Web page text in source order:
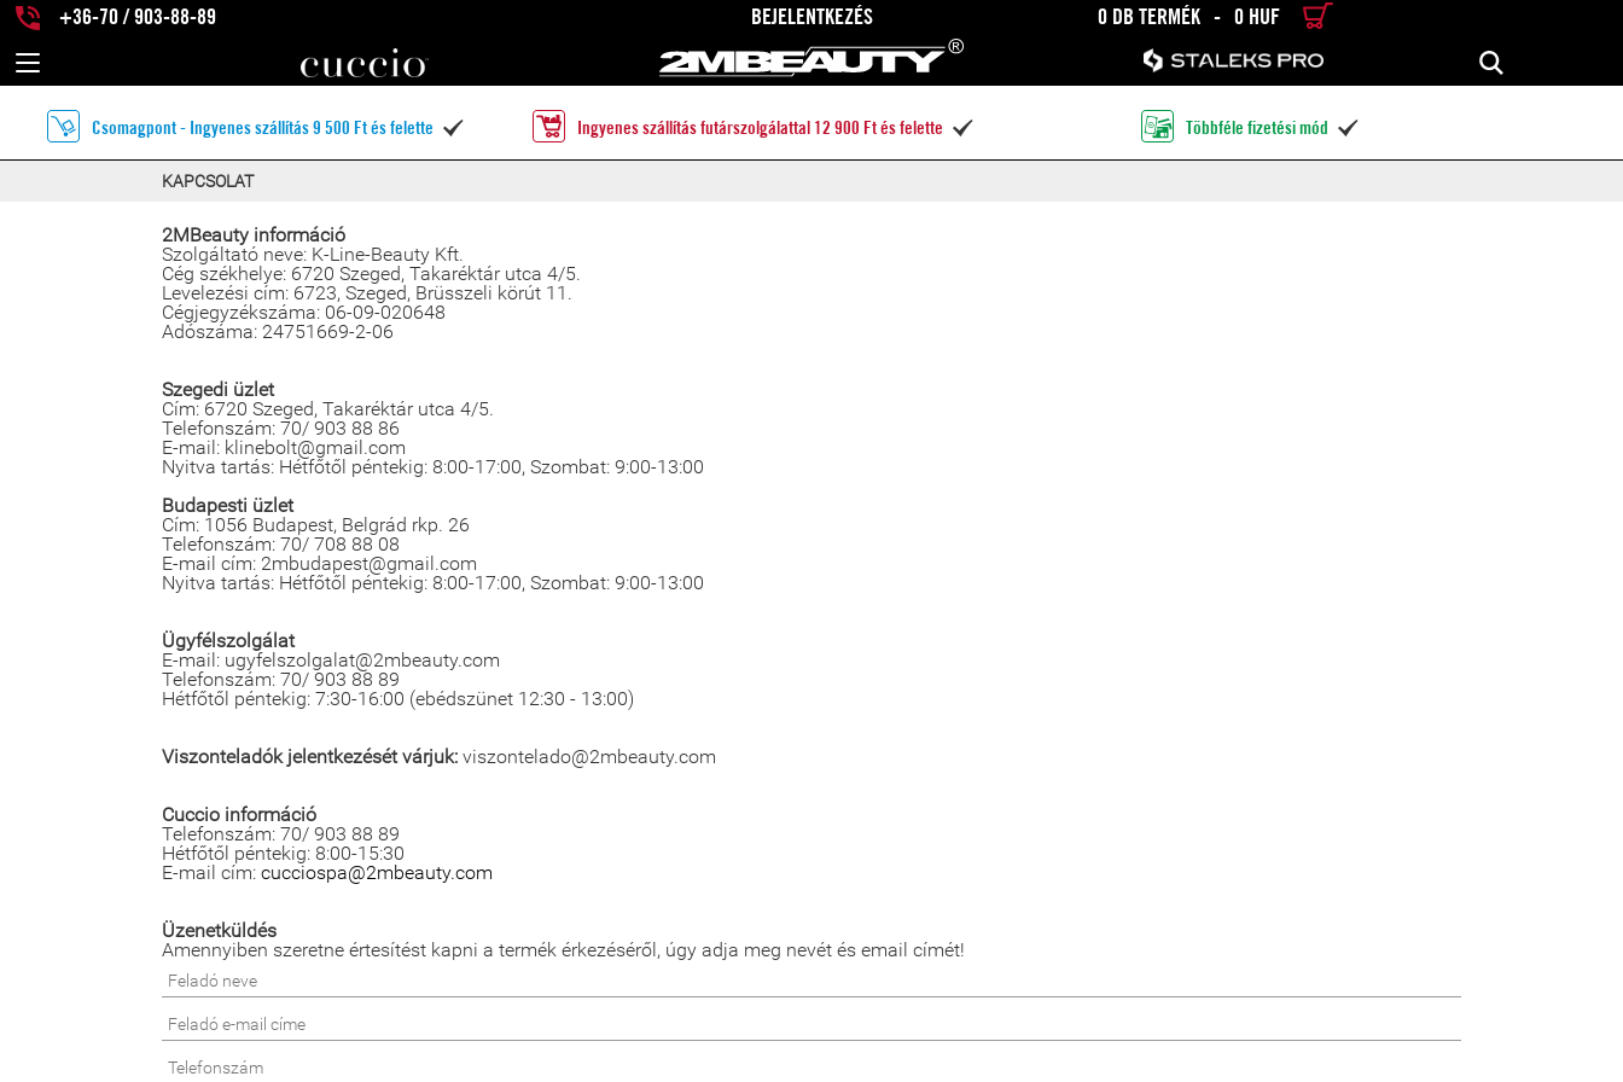
+36-70 / 903-88-89 BEJELENTKEZÉS 0 DB TERMÉK - 0 HUF
RÉSZLETES KERESÉS KERESÉS
Csomagpont - Ingyenes szállítás 9 500 Ft és felette  Ingyenes szállítás futárszolgálattal 12 900 Ft és felette  Többféle fizetési mód 
KAPCSOLAT
2MBeauty információ
Szolgáltató neve: K-Line-Beauty Kft.
Cég székhelye: 6720 Szeged, Takaréktár utca 4/5.
Levelezési cím: 6723, Szeged, Brüsszeli körút 11.
Cégjegyzékszáma: 06-09-020648
Adószáma: 24751669-2-06
Szegedi üzlet
Cím: 6720 Szeged, Takaréktár utca 4/5.
Telefonszám: 70/ 903 88 86
E-mail: klinebolt@gmail.com
Nyitva tartás: Hétfőtől péntekig: 8:00-17:00, Szombat: 9:00-13:00
Budapesti üzlet
Cím: 1056 Budapest, Belgrád rkp. 26
Telefonszám: 70/ 708 88 08
E-mail cím: 2mbudapest@gmail.com
Nyitva tartás: Hétfőtől péntekig: 8:00-17:00, Szombat: 9:00-13:00
Ügyfélszolgálat
E-mail: ugyfelszolgalat@2mbeauty.com
Telefonszám: 70/ 903 88 89
Hétfőtől péntekig: 7:30-16:00 (ebédszünet 12:30 - 13:00)
Viszonteladók jelentkezését várjuk: viszontelado@2mbeauty.com
Cuccio információ
Telefonszám: 70/ 903 88 89
Hétfőtől péntekig: 8:00-15:30
E-mail cím:cucciospa@2mbeauty.com
Üzenetküldés
Amennyiben szeretne értesítést kapni a termék érkezéséről, úgy adja meg nevét és email címét!